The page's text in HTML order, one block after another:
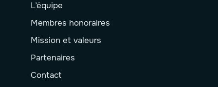
L’équipe
Membres honoraires
Mission et valeurs
Partenaires
Contact